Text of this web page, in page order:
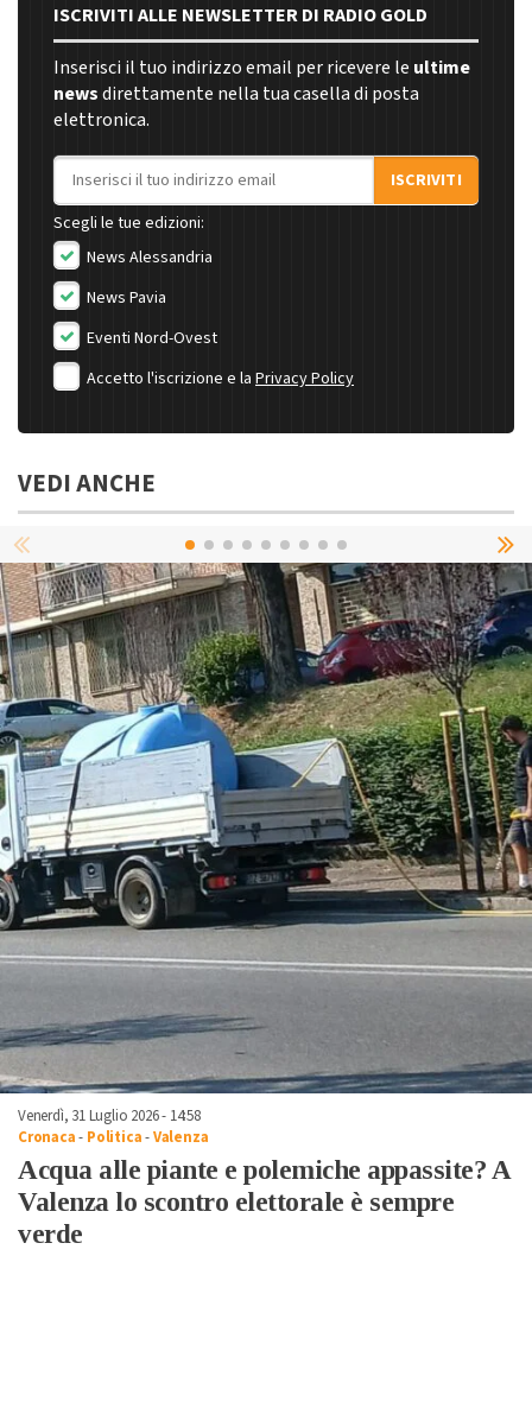
ISCRIVITI ALLE NEWSLETTER DI RADIO GOLD
Inserisci il tuo indirizzo email per ricevere le ultime
newsdirettamente nella tua casella di posta
elettronica.
Indirizzo email
ISCRIVITI
Scegli le tue edizioni:
News Alessandria
News Pavia
Eventi Nord-Ovest
Accetto l'iscrizione e la Privacy Policy
VEDI ANCHE
Venerdì, 31 Luglio 2026 - 14:58
Cronaca- Politica-Valenza
Acqua alle piante e polemiche appassite? A
Valenza lo scontro elettorale è sempre
verde